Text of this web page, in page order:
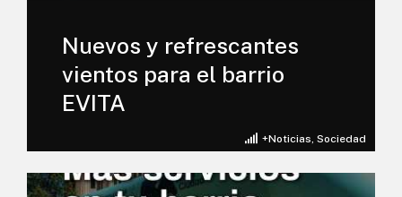
+Noticias, Sociedad
Nuevos y refrescantes
vientos para el barrio
EVITA